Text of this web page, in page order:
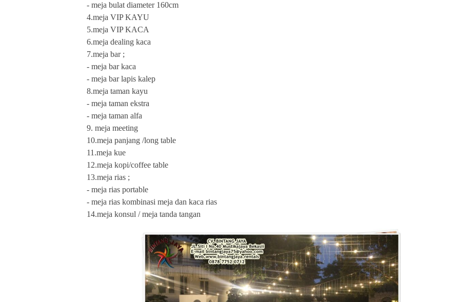
- meja bulat diameter 160cm
4.meja VIP KAYU
5.meja VIP KACA
6.meja dealing kaca
7.meja bar ;
- meja bar kaca
- meja bar lapis kalep
8.meja taman kayu
- meja taman ekstra
- meja taman alfa
9. meja meeting
10.meja panjang /long table
11.meja kue
12.meja kopi/coffee table
13.meja rias ;
- meja rias portable
- meja rias kombinasi meja dan kaca rias
14.meja konsul / meja tanda tangan